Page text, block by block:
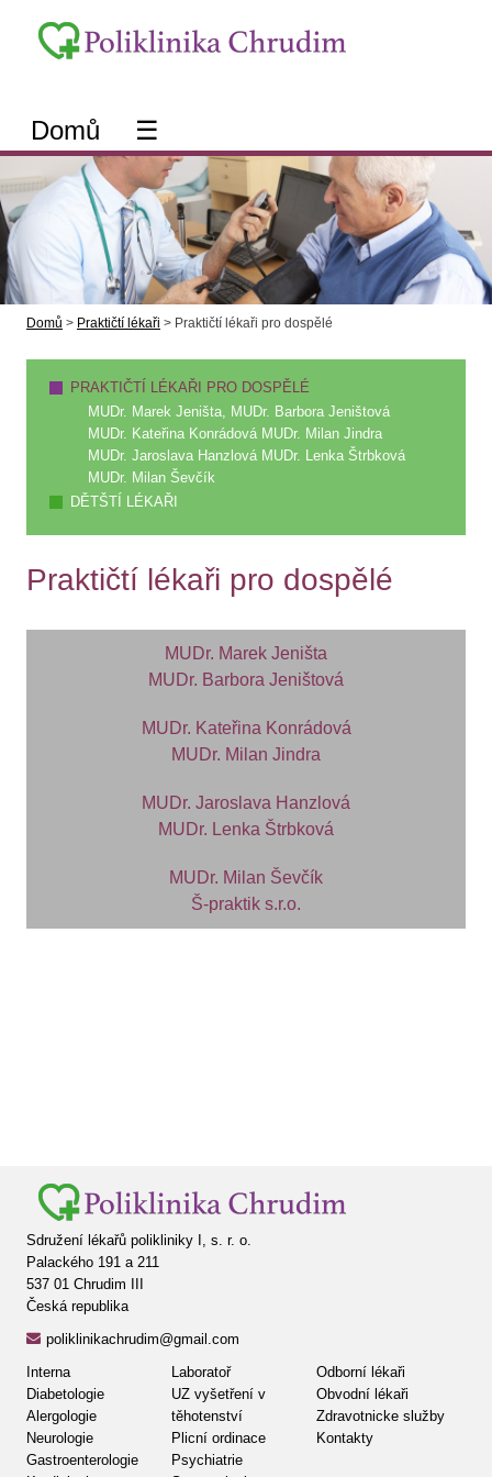
Domů ☰
Domů > Praktičtí lékaři > Praktičtí lékaři pro dospělé
PRAKTIČTÍ LÉKAŘI PRO DOSPĚLÉ
MUDr. Marek Jeništa, MUDr. Barbora Jeništová
MUDr. Kateřina Konrádová MUDr. Milan Jindra
MUDr. Jaroslava Hanzlová MUDr. Lenka Štrbková
MUDr. Milan Ševčík
DĚTŠTÍ LÉKAŘI
Praktičtí lékaři pro dospělé
MUDr. Marek Jeništa
MUDr. Barbora Jeništová
MUDr. Kateřina Konrádová
MUDr. Milan Jindra
MUDr. Jaroslava Hanzlová
MUDr. Lenka Štrbková
MUDr. Milan Ševčík
Š-praktik s.r.o.
Sdružení lékařů polikliniky I, s. r. o.
Palackého 191 a 211
537 01 Chrudim III
Česká republika
poliklinikachrudim@gmail.com
Interna
Diabetologie
Alergologie
Neurologie
Gastroenterologie
Laboratoř
UZ vyšetření v
těhotenství
Plicní ordinace
Psychiatrie
Odborní lékaři
Obvodní lékaři
Zdravotnicke služby
Kontakty